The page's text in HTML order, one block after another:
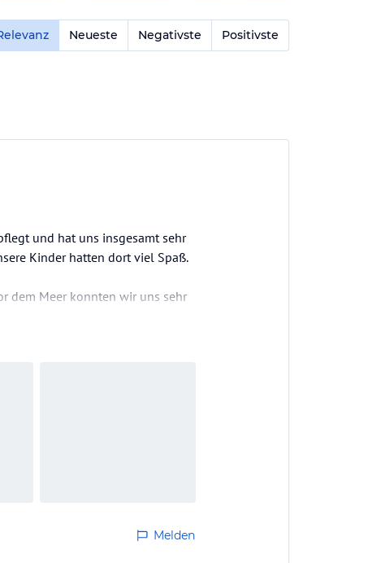
Neueste Negativste Positivste
und hat uns insgesamt sehr
Kinder hatten dort viel Spaß.
dem Meer konnten wir uns sehr
Melden